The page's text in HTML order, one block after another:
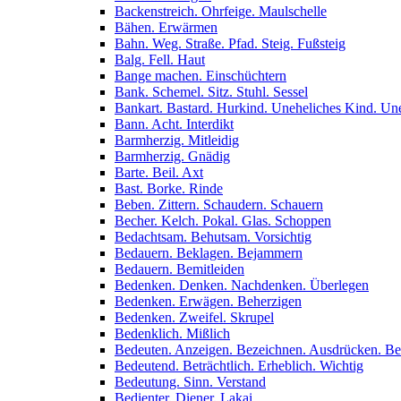
Backenstreich. Ohrfeige. Maulschelle
Bähen. Erwärmen
Bahn. Weg. Straße. Pfad. Steig. Fußsteig
Balg. Fell. Haut
Bange machen. Einschüchtern
Bank. Schemel. Sitz. Stuhl. Sessel
Bankart. Bastard. Hurkind. Uneheliches Kind.
Bann. Acht. Interdikt
Barmherzig. Mitleidig
Barmherzig. Gnädig
Barte. Beil. Axt
Bast. Borke. Rinde
Beben. Zittern. Schaudern. Schauern
Becher. Kelch. Pokal. Glas. Schoppen
Bedachtsam. Behutsam. Vorsichtig
Bedauern. Beklagen. Bejammern
Bedauern. Bemitleiden
Bedenken. Denken. Nachdenken. Überlegen
Bedenken. Erwägen. Beherzigen
Bedenken. Zweifel. Skrupel
Bedenklich. Mißlich
Bedeuten. Anzeigen. Bezeichnen. Ausdrücken.
Bedeutend. Beträchtlich. Erheblich. Wichtig
Bedeutung. Sinn. Verstand
Bedienter. Diener. Lakai